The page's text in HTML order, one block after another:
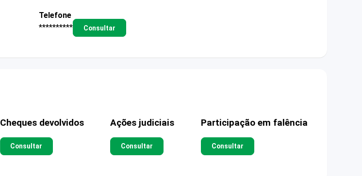
Telefone
**********
Consultar
Cheques devolvidos
Consultar
Ações judiciais
Consultar
Participação em falência
Consultar